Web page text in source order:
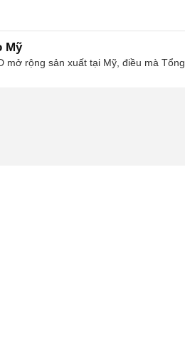
Mỹ
mở rộng sản xuất tại Mỹ, điều mà